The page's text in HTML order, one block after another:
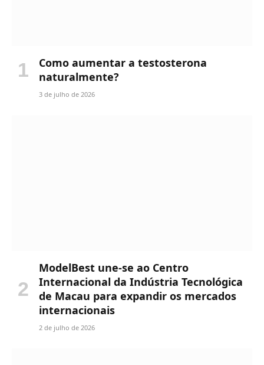
Como aumentar a testosterona
naturalmente?
3 de julho de 2026
ModelBest une-se ao Centro
Internacional da Indústria Tecnológica
de Macau para expandir os mercados
internacionais
2 de julho de 2026